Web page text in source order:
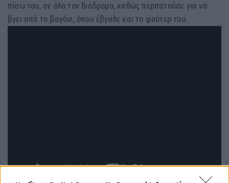
πίσω του, σε όλο τον διάδρομο, καθώς περπατούσε για να
βγει από το βαγόνι, όπου έβγαλε και το φούτερ του.